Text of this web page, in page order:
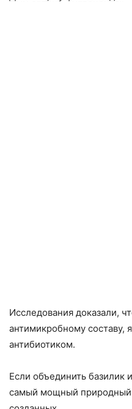
Исследования доказали,
антимикробному
антибиотиком.
Если объединить
самый мощный природный